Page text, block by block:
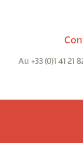
Au +33 (0)1 41